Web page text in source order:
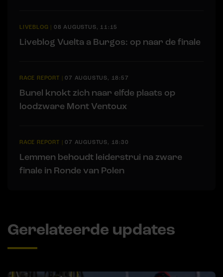
LIVEBLOG 08 AUGUSTUS, 11:15
Liveblog Vuelta a Burgos: op naar de finale
RACE REPORT |07 AUGUSTUS, 18:57
Bunel knokt zich naar elfde plaats op
loodzware Mont Ventoux
RACE REPORT |07 AUGUSTUS, 18:30
Lemmen behoudt leiderstrui na zware
finale in Ronde van Polen
Gerelateerde updates